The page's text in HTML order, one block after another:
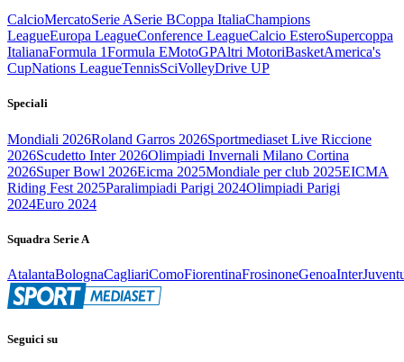
CalcioMercatoSerie ASerie BCoppa ItaliaChampions
LeagueEuropa LeagueConference LeagueCalcio EsteroSupercoppa
ItalianaFormula 1Formula EMotoGPAltri MotoriBasketAmerica's
CupNations LeagueTennisSciVolleyDrive UP
Speciali
Mondiali 2026Roland Garros 2026Sportmediaset Live Riccione
2026Scudetto Inter 2026Olimpiadi Invernali Milano Cortina
2026Super Bowl 2026Eicma 2025Mondiale per club 2025EICMA
Riding Fest 2025Paralimpiadi Parigi 2024Olimpiadi Parigi
2024Euro 2024
Squadra Serie A
AtalantaBolognaCagliariComoFiorentinaFrosinoneGenoaInter
Seguici su